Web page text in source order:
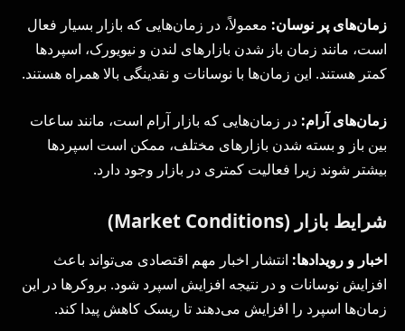
زمان‌های پر نوسان: معمولاً، در زمان‌هایی که بازار بسیار فعال
است، مانند زمان باز شدن بازارهای لندن و نیویورک، اسپردها
کمتر هستند. این زمان‌ها با نوسانات و نقدینگی بالا همراه هستند.
زمان‌های آرام: در زمان‌هایی که بازار آرام است، مانند ساعات
بین باز و بسته شدن بازارهای مختلف، ممکن است اسپردها
بیشتر شوند زیرا فعالیت کمتری در بازار وجود دارد.
شرایط بازار (Market Conditions)
اخبار و رویدادها: انتشار اخبار مهم اقتصادی می‌تواند باعث
افزایش نوسانات و در نتیجه افزایش اسپرد شود. بروکرها در این
زمان‌ها اسپرد را افزایش می‌دهند تا ریسک کاهش پیدا کند.